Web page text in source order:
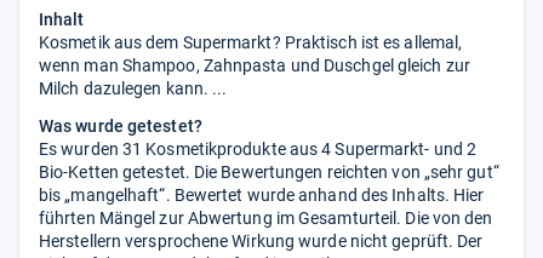
mit
Inhalt
Kosmetik aus dem Supermarkt? Praktisch ist es allemal,
wenn man Shampoo, Zahnpasta und Duschgel gleich zur
Milch dazulegen kann. ...
Was wurde getestet?
Es wurden 31 Kosmetikprodukte aus 4 Supermarkt- und 2
Bio-Ketten getestet. Die Bewertungen reichten von „sehr gut“
bis „mangelhaft“. Bewertet wurde anhand des Inhalts. Hier
führten Mängel zur Abwertung im Gesamturteil. Die von den
Herstellern versprochene Wirkung wurde nicht geprüft. Der